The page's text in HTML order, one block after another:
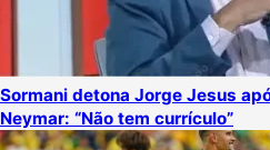
Sormani detona Jorge Jesus
Neymar: “Não tem currículo”